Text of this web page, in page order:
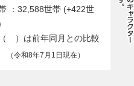
：32,588世帯 (+422世
）は前年同月との比較
（令和8年7月1日現在）